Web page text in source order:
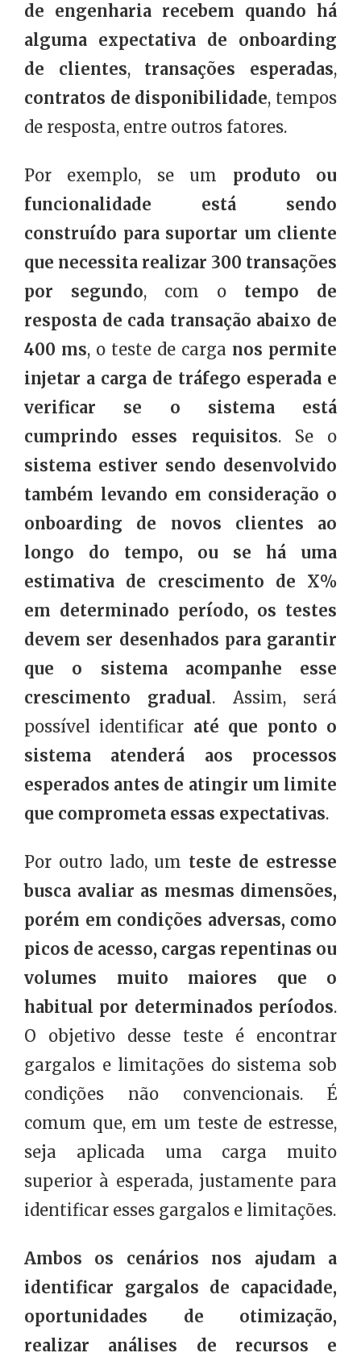
de engenharia recebem quando há
alguma expectativa de onboarding
de clientes, transações esperadas,
contratos de disponibilidade, tempos
de resposta, entre outros fatores.
Por exemplo, se um produto ou
funcionalidade está sendo
construído para suportar um cliente
que necessita realizar 300 transações
por segundo, com o tempo de
resposta de cada transação abaixo de
400 ms, o teste de carga nos permite
injetar a carga de tráfego esperada e
verificar se o sistema está
cumprindo esses requisitos. Se o
sistema estiver sendo desenvolvido
também levando em consideração o
onboarding de novos clientes ao
longo do tempo, ou se há uma
estimativa de crescimento de X%
em determinado período, os testes
devem ser desenhados para garantir
que o sistema acompanhe esse
crescimento gradual. Assim, será
possível identificar até que ponto o
sistema atenderá aos processos
esperados antes de atingir um limite
que comprometa essas expectativas.
Por outro lado, um teste de estresse
busca avaliar as mesmas dimensões,
porém em condições adversas, como
picos de acesso, cargas repentinas ou
volumes muito maiores que o
habitual por determinados períodos.
O objetivo desse teste é encontrar
gargalos e limitações do sistema sob
condições não convencionais. É
comum que, em um teste de estresse,
seja aplicada uma carga muito
superior à esperada, justamente para
identificar esses gargalos e limitações.
Ambos os cenários nos ajudam a
identificar gargalos de capacidade,
oportunidades de otimização,
realizar análises de recursos e